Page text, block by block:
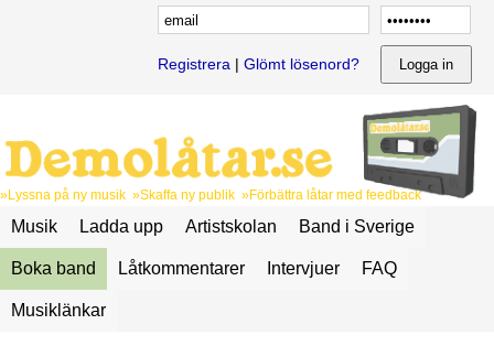
Registrera | Glömt lösenord?
»Lyssna på ny musik »Skaffa ny publik »Förbättra låtar med feedback
Musik Ladda upp Artistskolan Band i Sverige
Boka band Låtkommentarer Intervjuer FAQ
Musiklänkar